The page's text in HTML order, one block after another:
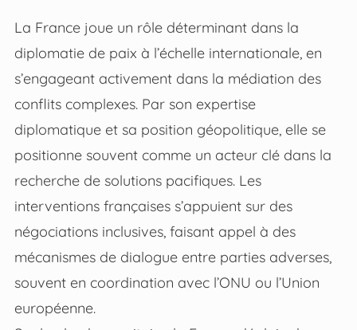
La France joue un rôle déterminant dans la
diplomatie de paix à l’échelle internationale, en
s’engageant activement dans la médiation des
conflits complexes. Par son expertise
diplomatique et sa position géopolitique, elle se
positionne souvent comme un acteur clé dans la
recherche de solutions pacifiques. Les
interventions françaises s’appuient sur des
négociations inclusives, faisant appel à des
mécanismes de dialogue entre parties adverses,
souvent en coordination avec l’ONU ou l’Union
européenne.